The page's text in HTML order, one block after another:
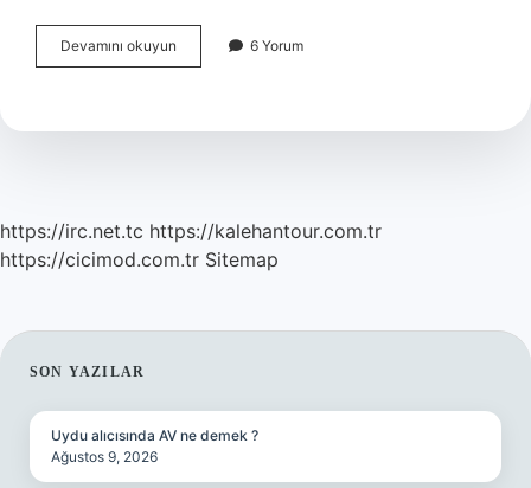
Devamını okuyun
Adet
Kaç
6 Yorum
https://irc.net.tc https://kalehantour.com.tr
https://cicimod.com.tr Sitemap
SIDEBAR
SON YAZILAR
Uydu alıcısında AV ne demek ?
Ağustos 9, 2026